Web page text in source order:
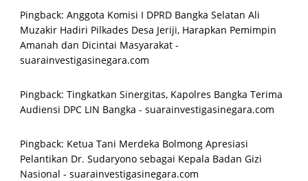
Pingback: Anggota Komisi I DPRD Bangka Selatan Ali
Muzakir Hadiri Pilkades Desa Jeriji, Harapkan Pemimpin
Amanah dan Dicintai Masyarakat -
suarainvestigasinegara.com
Pingback: Tingkatkan Sinergitas, Kapolres Bangka Terima
Audiensi DPC LIN Bangka - suarainvestigasinegara.com
Pingback: Ketua Tani Merdeka Bolmong Apresiasi
Pelantikan Dr. Sudaryono sebagai Kepala Badan Gizi
Nasional - suarainvestigasinegara.com